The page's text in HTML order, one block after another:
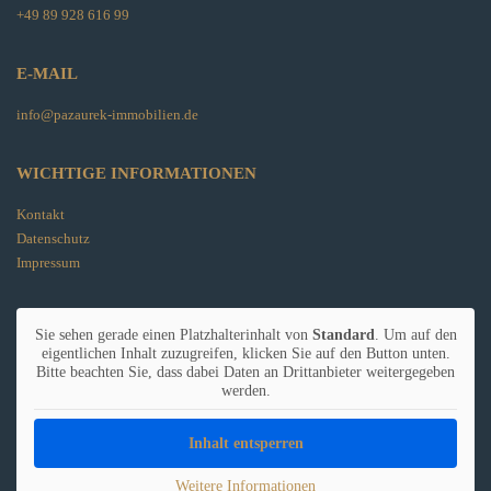
+49 89 928 616 99
E-MAIL
info@pazaurek-immobilien.de
WICHTIGE INFORMATIONEN
Kontakt
Datenschutz
Impressum
Sie sehen gerade einen Platzhalterinhalt von Standard. Um auf den
eigentlichen Inhalt zuzugreifen, klicken Sie auf den Button unten.
Bitte beachten Sie, dass dabei Daten an Drittanbieter weitergegeben
werden.
Inhalt entsperren
Weitere Informationen